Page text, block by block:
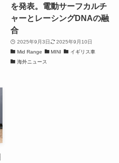
を発表。電動サーフカルチ
ャーとレーシングDNAの融
合
2025年9月3日
2025年9月10日
Mid Range
MINI
イギリス車
海外ニュース